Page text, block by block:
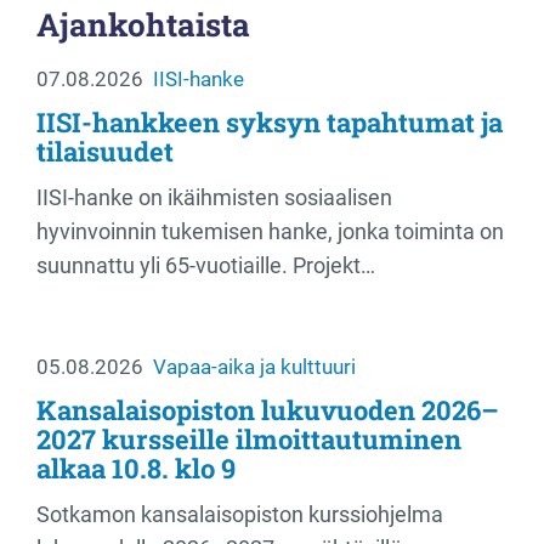
Ajankohtaista
07.08.2026 IISI-hanke
IISI-hankkeen syksyn tapahtumat ja
tilaisuudet
IISI-hanke on ikäihmisten sosiaalisen
hyvinvoinnin tukemisen hanke, jonka toiminta on
suunnattu yli 65-vuotiaille. Projekt…
05.08.2026 Vapaa-aika ja kulttuuri
Kansalaisopiston lukuvuoden 2026–
2027 kursseille ilmoittautuminen
alkaa 10.8. klo 9
Sotkamon kansalaisopiston kurssiohjelma